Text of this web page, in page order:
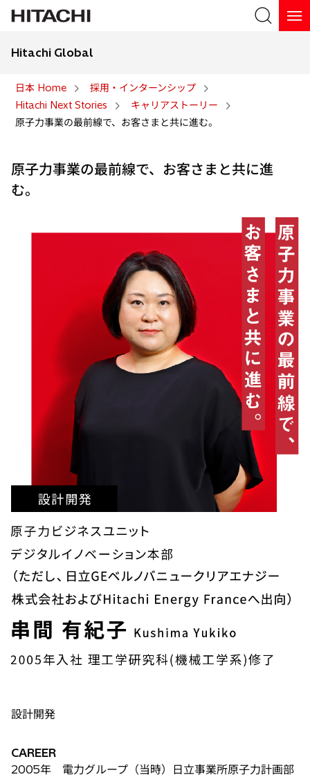
Hitachi Global
日本 Home
採用・インターンシップ
Hitachi Next Stories
キャリアストーリー
原子力事業の最前線で、お客さまと共に進む。
原子力事業の最前線で、お客さまと共に進
む。
設計開発
CAREER
2005年 電力グループ（当時）日立事業所原子力計画部